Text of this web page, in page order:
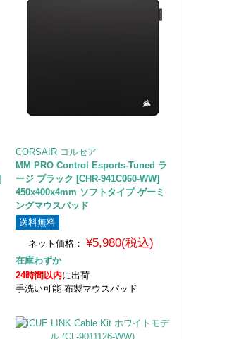
CORSAIR コルセア
MM PRO Control Esports-Tuned ラ
ージ ブラック [CHR-941C060-WW]
450x400x4mm ソフトタイプ ゲーミ
ングマウスパッド
送料無料
ネット価格：
¥5,980(税込)
在庫わずか
24時間以内に出荷
手洗い可能 布製マウスパッド